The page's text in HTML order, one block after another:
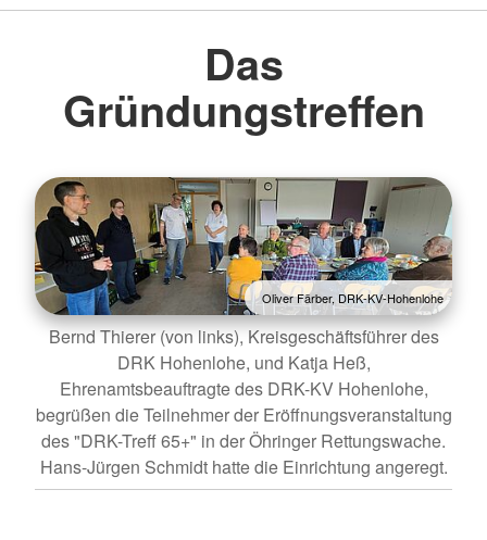
Das
Gründungstreffen
Oliver Färber, DRK-KV-Hohenlohe
Bernd Thierer (von links), Kreisgeschäftsführer des
DRK Hohenlohe, und Katja Heß,
Ehrenamtsbeauftragte des DRK-KV Hohenlohe,
begrüßen die Teilnehmer der Eröffnungsveranstaltung
des "DRK-Treff 65+" in der Öhringer Rettungswache.
Hans-Jürgen Schmidt hatte die Einrichtung angeregt.